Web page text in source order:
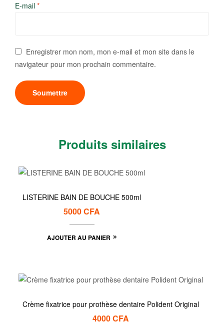
E-mail *
Enregistrer mon nom, mon e-mail et mon site dans le
navigateur pour mon prochain commentaire.
Produits similaires
LISTERINE BAIN DE BOUCHE 500ml
5000CFA
AJOUTER AU PANIER
Crème fixatrice pour prothèse dentaire Polident Original
4000CFA